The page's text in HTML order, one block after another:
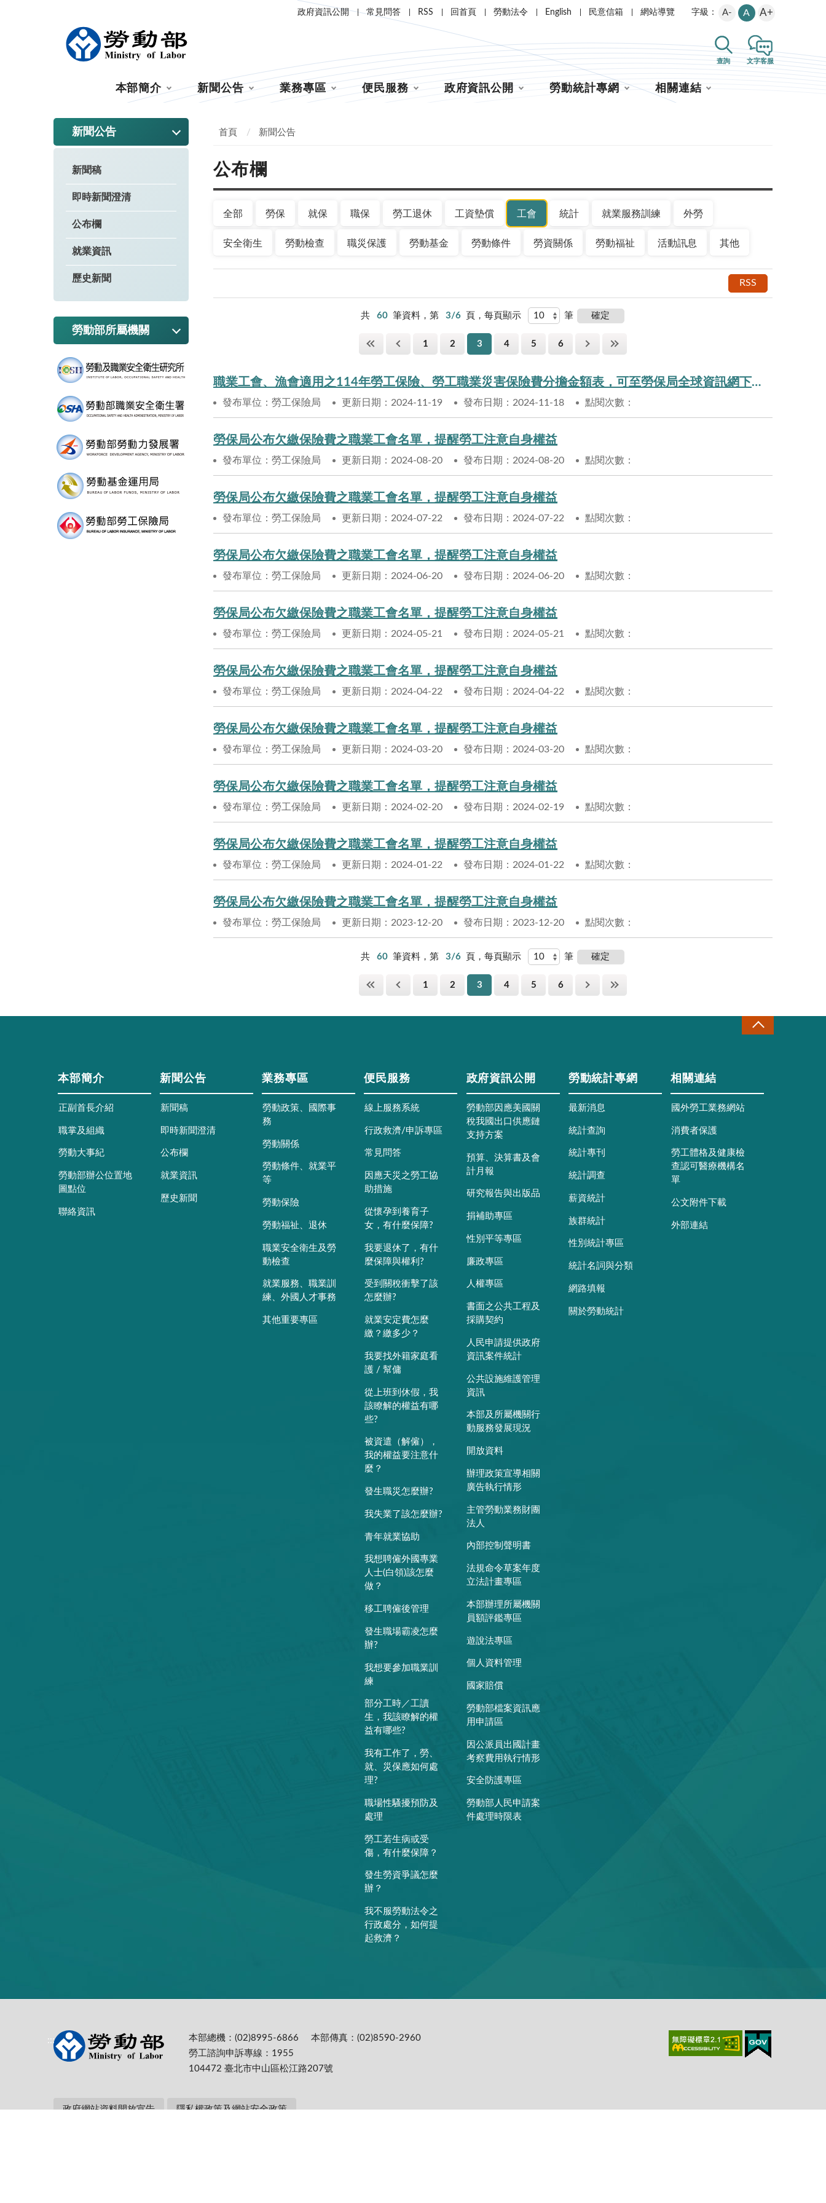
政府資訊公開 常見問答 RSS 回首頁 勞動法令 English 民意信箱 網站導覽 字級： A- A A+
查詢 文字客服
本部簡介 新聞公告 業務專區 便民服務 政府資訊公開 勞動統計專網 相關連結
新聞公告
新聞稿
即時新聞澄清
公布欄
就業資訊
歷史新聞
勞動部所屬機關
首頁 新聞公告
公布欄
全部 勞保 就保 職保 勞工退休 工資墊償 工會 統計 就業服務訓練 外勞
安全衛生 勞動檢查 職災保護 勞動基金 勞動條件 勞資關係 勞動福祉 活動訊息 其他
RSS
共 60 筆資料，第 3/6 頁，每頁顯示 筆
1 2 3 4 5 6
職業工會、漁會適用之114年勞工保險、勞工職業災害保險費分擔金額表，可至勞保局全球資訊網下載囉!
發布單位：勞工保險局 更新日期：2024-11-19 發布日期：2024-11-18 點閱次數：
勞保局公布欠繳保險費之職業工會名單，提醒勞工注意自身權益
發布單位：勞工保險局 更新日期：2024-08-20 發布日期：2024-08-20 點閱次數：
勞保局公布欠繳保險費之職業工會名單，提醒勞工注意自身權益
發布單位：勞工保險局 更新日期：2024-07-22 發布日期：2024-07-22 點閱次數：
勞保局公布欠繳保險費之職業工會名單，提醒勞工注意自身權益
發布單位：勞工保險局 更新日期：2024-06-20 發布日期：2024-06-20 點閱次數：
勞保局公布欠繳保險費之職業工會名單，提醒勞工注意自身權益
發布單位：勞工保險局 更新日期：2024-05-21 發布日期：2024-05-21 點閱次數：
勞保局公布欠繳保險費之職業工會名單，提醒勞工注意自身權益
發布單位：勞工保險局 更新日期：2024-04-22 發布日期：2024-04-22 點閱次數：
勞保局公布欠繳保險費之職業工會名單，提醒勞工注意自身權益
發布單位：勞工保險局 更新日期：2024-03-20 發布日期：2024-03-20 點閱次數：
勞保局公布欠繳保險費之職業工會名單，提醒勞工注意自身權益
發布單位：勞工保險局 更新日期：2024-02-20 發布日期：2024-02-19 點閱次數：
勞保局公布欠繳保險費之職業工會名單，提醒勞工注意自身權益
發布單位：勞工保險局 更新日期：2024-01-22 發布日期：2024-01-22 點閱次數：
勞保局公布欠繳保險費之職業工會名單，提醒勞工注意自身權益
發布單位：勞工保險局 更新日期：2023-12-20 發布日期：2023-12-20 點閱次數：
共 60 筆資料，第 3/6 頁，每頁顯示 筆
1 2 3 4 5 6
本部簡介
正副首長介紹
職掌及組織
勞動大事紀
勞動部辦公位置地
圖點位
聯絡資訊
新聞公告
新聞稿
即時新聞澄清
公布欄
就業資訊
歷史新聞
業務專區
勞動政策、國際事
務
勞動關係
勞動條件、就業平
等
勞動保險
勞動福祉、退休
職業安全衛生及勞
動檢查
就業服務、職業訓
練、外國人才事務
其他重要專區
便民服務
線上服務系統
行政救濟/申訴專區
常見問答
因應天災之勞工協
助措施
從懷孕到養育子
女，有什麼保障?
我要退休了，有什
麼保障與權利?
受到關稅衝擊了該
怎麼辦?
就業安定費怎麼
繳？繳多少？
我要找外籍家庭看
護 / 幫傭
從上班到休假，我
該瞭解的權益有哪
些?
被資遣（解僱），
我的權益要注意什
麼？
發生職災怎麼辦?
我失業了該怎麼辦?
青年就業協助
我想聘僱外國專業
人士(白領)該怎麼
做？
移工聘僱後管理
發生職場霸凌怎麼
辦?
我想要參加職業訓
練
部分工時／工讀
生，我該瞭解的權
益有哪些?
我有工作了，勞、
就、災保應如何處
理?
職場性騷擾預防及
處理
勞工若生病或受
傷，有什麼保障？
發生勞資爭議怎麼
辦？
我不服勞動法令之
行政處分，如何提
起救濟？
政府資訊公開
勞動部因應美國關
稅我國出口供應鏈
支持方案
預算、決算書及會
計月報
研究報告與出版品
捐補助專區
性別平等專區
廉政專區
人權專區
書面之公共工程及
採購契約
人民申請提供政府
資訊案件統計
公共設施維護管理
資訊
本部及所屬機關行
動服務發展現況
開放資料
辦理政策宣導相關
廣告執行情形
主管勞動業務財團
法人
內部控制聲明書
法規命令草案年度
立法計畫專區
本部辦理所屬機關
員額評鑑專區
遊說法專區
個人資料管理
國家賠償
勞動部檔案資訊應
用申請區
因公派員出國計畫
考察費用執行情形
安全防護專區
勞動部人民申請案
件處理時限表
勞動統計專網
最新消息
統計查詢
統計專刊
統計調查
薪資統計
族群統計
性別統計專區
統計名詞與分類
網路填報
關於勞動統計
相關連結
國外勞工業務網站
消費者保護
勞工體格及健康檢
查認可醫療機構名
單
公文附件下載
外部連結
::: 本部總機：(02)8995-6866
本部傳真：(02)8590-2960
勞工諮詢申訴專線：1955
104472 臺北市中山區松江路207號
政府網站資料開放宣告 隱私權政策及網站安全政策